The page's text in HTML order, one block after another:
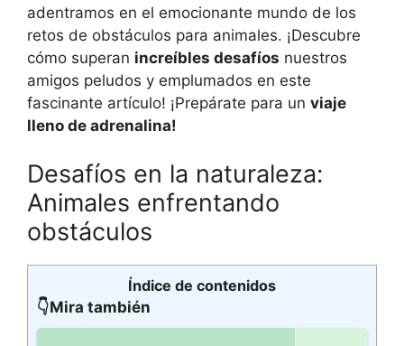
adentramos en el emocionante mundo de los
retos de obstáculos para animales. ¡Descubre
cómo superan increíbles desafíos nuestros
amigos peludos y emplumados en este
fascinante artículo! ¡Prepárate para un viaje
lleno de adrenalina!
Desafíos en la naturaleza:
Animales enfrentando
obstáculos
Índice de contenidos
👇Mira también